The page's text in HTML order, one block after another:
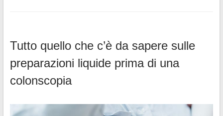
Tutto quello che c’è da sapere sulle
preparazioni liquide prima di una
colonscopia